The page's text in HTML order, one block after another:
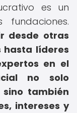
es un
desde otras
hasta líderes
en el
no solo
también
intereses y